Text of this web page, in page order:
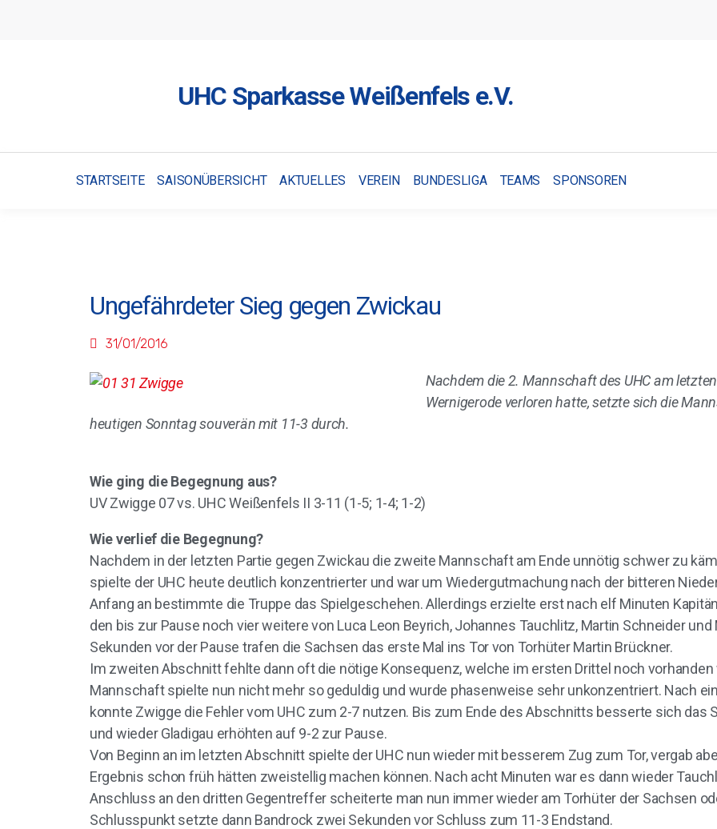
UHC Sparkasse Weißenfels e.V.
STARTSEITE SAISONÜBERSICHT AKTUELLES VEREIN BUNDESLIGA TEAMS SPONSOREN
Ungefährdeter Sieg gegen Zwickau
31/01/2016
Nachdem die 2. Mannschaft des UHC am
Wernigerode verloren hatte, setzte sich die
heutigen Sonntag souverän mit 11-3 durch.
Wie ging die Begegnung aus?
UV Zwigge 07 vs. UHC Weißenfels II 3-11 (1-5; 1-4; 1-2)
Wie verlief die Begegnung?
Nachdem in der letzten Partie gegen Zwickau die zweite Mannschaft am Ende unnötig schwer zu
spielte der UHC heute deutlich konzentrierter und war um Wiedergutmachung nach der bitteren
Anfang an bestimmte die Truppe das Spielgeschehen. Allerdings erzielte erst nach elf Minuten
den bis zur Pause noch vier weitere von Luca Leon Beyrich, Johannes Tauchlitz, Martin Schneider
Sekunden vor der Pause trafen die Sachsen das erste Mal ins Tor von Torhüter Martin Brückner.
Im zweiten Abschnitt fehlte dann oft die nötige Konsequenz, welche im ersten Drittel noch vorhanden
Mannschaft spielte nun nicht mehr so geduldig und wurde phasenweise sehr unkonzentriert. Nach
konnte Zwigge die Fehler vom UHC zum 2-7 nutzen. Bis zum Ende des Abschnitts besserte sich das
und wieder Gladigau erhöhten auf 9-2 zur Pause.
Von Beginn an im letzten Abschnitt spielte der UHC nun wieder mit besserem Zug zum Tor, vergab
Ergebnis schon früh hätten zweistellig machen können. Nach acht Minuten war es dann wieder
Anschluss an den dritten Gegentreffer scheiterte man nun immer wieder am Torhüter der Sachsen
Schlusspunkt setzte dann Bandrock zwei Sekunden vor Schluss zum 11-3 Endstand.